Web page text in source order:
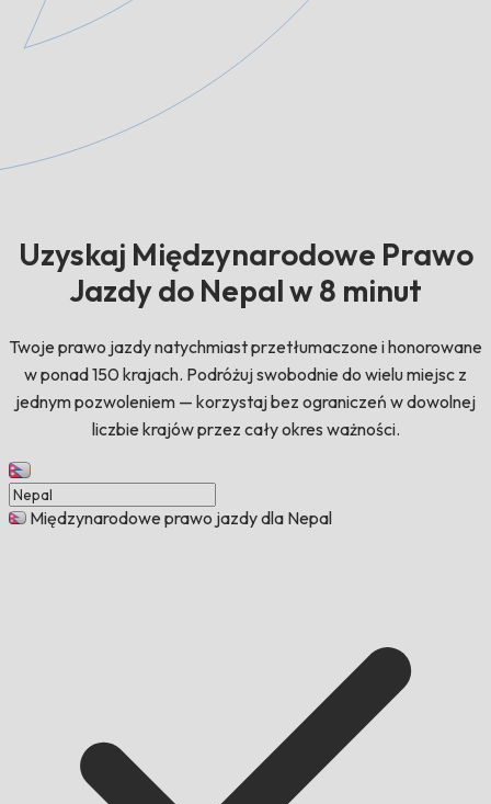
Uzyskaj Międzynarodowe Prawo
Jazdy do Nepal w 8 minut
Twoje prawo jazdy natychmiast przetłumaczone i honorowane
w ponad 150 krajach. Podróżuj swobodnie do wielu miejsc z
jednym pozwoleniem — korzystaj bez ograniczeń w dowolnej
liczbie krajów przez cały okres ważności.
Międzynarodowe prawo jazdy dla Nepal